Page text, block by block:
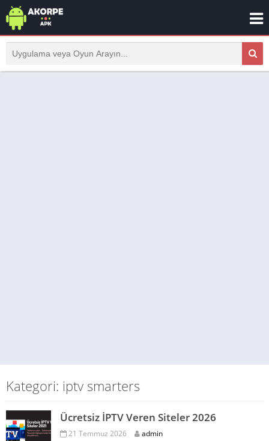
Kategori: iptv smarters
Ücretsiz İPTV Veren Siteler 2026
21 Temmuz 2026
admin